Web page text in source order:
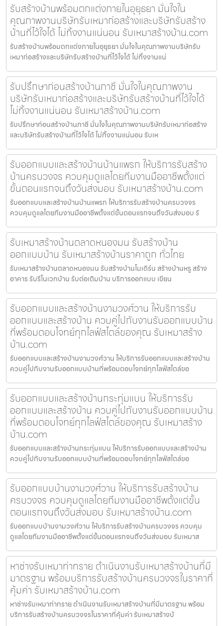
รับสร้างบ้านพร้อมตกแต่งภายในอุยุธยา มั่นใจใน
คุณภาพงานบริษัทรับเหมาก่อสร้างและบริษัทรับสร้าง
บ้านที่ไว้ใจได้ ไม่ทิ้งงานแน่นอน รับเหมาสร้างบ้าน.com
รับสร้างบ้านพร้อมตกแต่งภายในอุยุธยา มั่นใจในคุณภาพงานบริษัทรับ
เหมาก่อสร้างและบริษัทรับสร้างบ้านที่ไว้ใจได้ ไม่ทิ้งงานแน่
รับปรึกษาก่อนสร้างบ้านภาชี มั่นใจในคุณภาพงาน
บริษัทรับเหมาก่อสร้างและบริษัทรับสร้างบ้านที่ไว้ใจได้
ไม่ทิ้งงานแน่นอน รับเหมาสร้างบ้าน.com
รับปรึกษาก่อนสร้างบ้านภาชี มั่นใจในคุณภาพงานบริษัทรับเหมาก่อสร้าง
และบริษัทรับสร้างบ้านที่ไว้ใจได้ ไม่ทิ้งงานแน่นอน รับเห
รับออกแบบและสร้างบ้านบ้านแพรก ให้บริการรับสร้าง
บ้านครบวงจร ควบคุมดูแลโดยทีมงานมืออาชีพตั้งแต่
ขั้นตอนแรกจนถึงวันส่งมอบ รับเหมาสร้างบ้าน.com
รับออกแบบและสร้างบ้านบ้านแพรก ให้บริการรับสร้างบ้านครบวงจร
ควบคุมดูแลโดยทีมงานมืออาชีพตั้งแต่ขั้นตอนแรกจนถึงวันส่งมอบ รั
รับเหมาสร้างบ้านตลาดหนองมน รับสร้างบ้าน
ออกแบบบ้าน รับเหมาสร้างบ้านราคาถูก ทั่วไทย
รับเหมาสร้างบ้านตลาดหนองมน รับสร้างบ้านโมเดิร์น สร้างบ้านหรู สร้าง
อาคาร รับรีโนเวทบ้าน รับต่อเติมบ้าน บริการออกแบบ เขียน
รับออกแบบและสร้างบ้านงามวงศ์วาน ให้บริการรับ
ออกแบบและสร้างบ้าน ควบคู่ไปกับงานรับออกแบบบ้าน
ที่พร้อมตอบโจทย์ทุกไลฟ์สไตล์ของคุณ รับเหมาสร้าง
บ้าน.com
รับออกแบบและสร้างบ้านงามวงศ์วาน ให้บริการรับออกแบบและสร้างบ้าน
ควบคู่ไปกับงานรับออกแบบบ้านที่พร้อมตอบโจทย์ทุกไลฟ์สไตล์ขอ
รับออกแบบและสร้างบ้านกระทุ่มแบน ให้บริการรับ
ออกแบบและสร้างบ้าน ควบคู่ไปกับงานรับออกแบบบ้าน
ที่พร้อมตอบโจทย์ทุกไลฟ์สไตล์ของคุณ รับเหมาสร้าง
บ้าน.com
รับออกแบบและสร้างบ้านกระทุ่มแบน ให้บริการรับออกแบบและสร้างบ้าน
ควบคู่ไปกับงานรับออกแบบบ้านที่พร้อมตอบโจทย์ทุกไลฟ์สไตล์ขอ
รับออกแบบบ้านงามวงศ์วาน ให้บริการรับสร้างบ้าน
ครบวงจร ควบคุมดูแลโดยทีมงานมืออาชีพตั้งแต่ขั้น
ตอนแรกจนถึงวันส่งมอบ รับเหมาสร้างบ้าน.com
รับออกแบบบ้านงามวงศ์วาน ให้บริการรับสร้างบ้านครบวงจร ควบคุม
ดูแลโดยทีมงานมืออาชีพตั้งแต่ขั้นตอนแรกจนถึงวันส่งมอบ รับเหมาส
หาช่างรับเหมาท่าทราย ดำเนินงานรับเหมาสร้างบ้านที่มี
มาตรฐาน พร้อมบริการรับสร้างบ้านครบวงจรในราคาที่
คุ้มค่า รับเหมาสร้างบ้าน.com
หาช่างรับเหมาท่าทราย ดำเนินงานรับเหมาสร้างบ้านที่มีมาตรฐาน พร้อม
บริการรับสร้างบ้านครบวงจรในราคาที่คุ้มค่า รับเหมาสร้างบ้